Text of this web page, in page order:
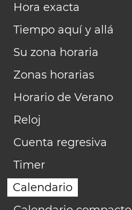
Hora exacta
Tiempo aquí y allá
Su zona horaria
Zonas horarias
Horario de Verano
Reloj
Cuenta regresiva
Timer
Calendario